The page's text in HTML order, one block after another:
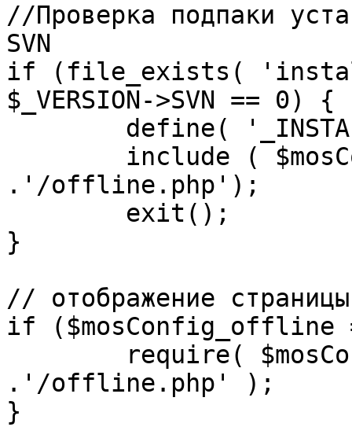
//Проверка подпаки
SVN
if (file_exists(
$_VERSION->SVN == 0) {
.'/offline.php');
}
// отображение
if ($mosConfig_offline
.'/offline.php' );
}